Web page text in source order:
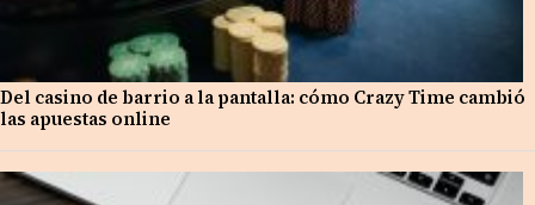
Del casino de barrio a la pantalla: cómo Crazy Time cambió
las apuestas online